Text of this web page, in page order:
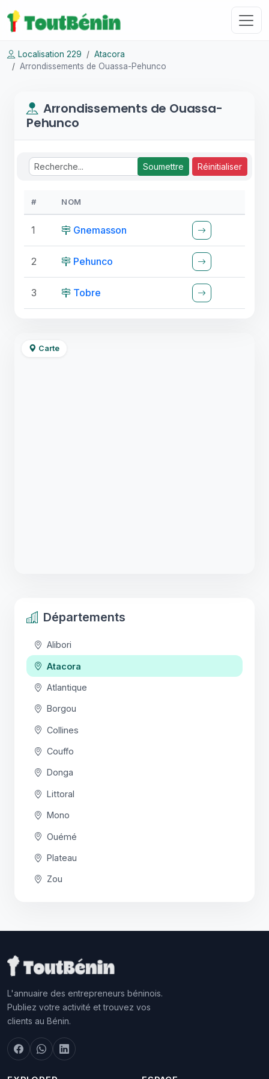
Localisation 229
Atacora
Arrondissements de Ouassa-Pehunco
Arrondissements de Ouassa-
Pehunco
Soumettre Réinitialiser
# NOM
1 Gnemasson
2 Pehunco
3 Tobre
Carte
Départements
Alibori
Atacora
Atlantique
Borgou
Collines
Couffo
Donga
Littoral
Mono
Ouémé
Plateau
Zou
L'annuaire des entrepreneurs béninois.
Publiez votre activité et trouvez vos
clients au Bénin.